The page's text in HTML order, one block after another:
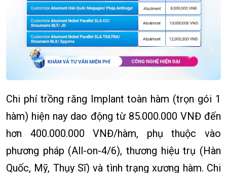
Chi phí trồng răng Implant toàn hàm (trọn gói 1
hàm) hiện nay dao động từ 85.000.000 VNĐ đến
hơn 400.000.000 VNĐ/hàm, phụ thuộc vào
phương pháp (All-on-4/6), thương hiệu trụ (Hàn
Quốc, Mỹ, Thụy Sĩ) và tình trạng xương hàm. Chi